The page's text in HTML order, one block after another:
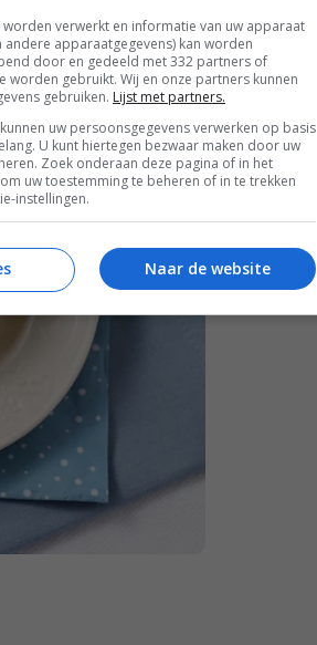
verwerkt en informatie van uw apparaat
andere apparaatgegevens) kan worden
door en gedeeld met 332 partners of
worden gebruikt. Wij en onze partners kunnen
gebruiken. Lijst met partners.
uw persoonsgegevens verwerken op basis
U kunt hiertegen bezwaar maken door uw
Zoek onderaan deze pagina of in het
uw toestemming te beheren of in te trekken
instellingen.
Naar de website